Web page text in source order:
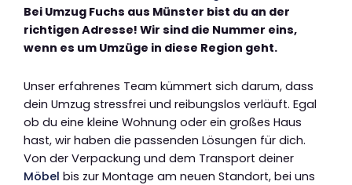
Bei Umzug Fuchs aus Münster bist du an der
richtigen Adresse! Wir sind die Nummer eins,
wenn es um Umzüge in diese Region geht.
Unser erfahrenes Team kümmert sich darum, dass
dein Umzug stressfrei und reibungslos verläuft. Egal
ob du eine kleine Wohnung oder ein großes Haus
hast, wir haben die passenden Lösungen für dich.
Von der Verpackung und dem Transport deiner
Möbel bis zur Montage am neuen Standort, bei uns